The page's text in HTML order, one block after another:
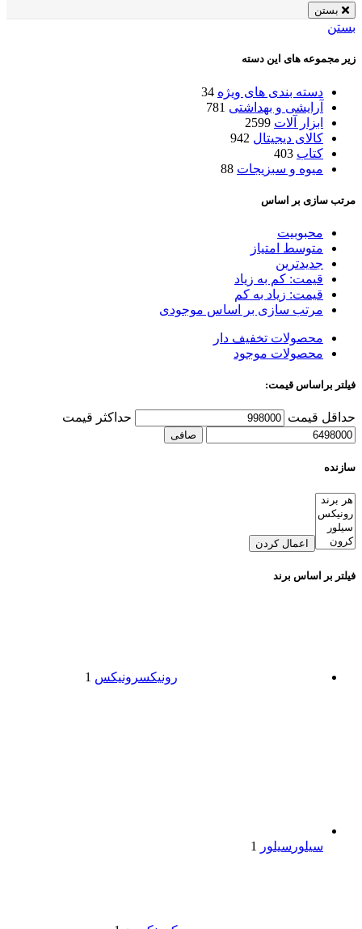
بستن
بستن
زیر مجموعه های این دسته
دسته بندی های ویژه 34
آرایشی و بهداشتی 781
ابزار آلات 2599
کالای دیجیتال 942
کتاب 403
میوه و سبزیجات 88
مرتب سازی بر اساس
محبوبیت
متوسط امتیاز
جدیدترین
قیمت: کم به زیاد
قیمت: زیاد به کم
مرتب سازی بر اساس موجودی
محصولات تخفیف دار
محصولات موجود
فیلتر براساس قیمت:
حداقل قیمت حداكثر قيمت
صافی
سازنده
اعمال کردن
فیلتر بر اساس برند
رونیکسرونیکس 1
سیلور سیلور 1